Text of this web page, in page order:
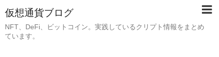
仮想通貨ブログ
NFT、DeFi、ビットコイン。実践しているクリプト情報をまとめ
ています。